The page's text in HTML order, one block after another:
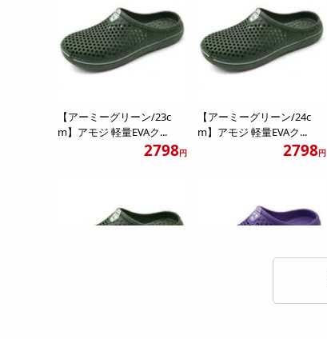
【アーミーグリーン/23c
m】アモジ 軽量EVAク...
2798円
【アーミーグリーン/24c
m】アモジ 軽量EVAク...
2798円